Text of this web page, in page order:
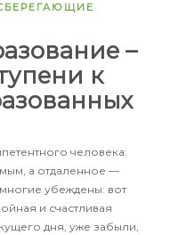
–
к
человека:
а отдаленное —
убеждены: вот
и счастливая
дня, уже забыли,